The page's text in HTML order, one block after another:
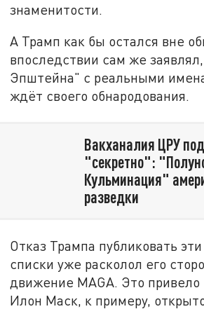
знаменитости.
А Трамп как бы остался вне
впоследствии сам же
Эпштейна" с реальными
ждёт своего обнародования.
Вакханалия ЦРУ
"секретно":
Кульминация"
разведки
Отказ Трампа публиковать
списки уже расколол его
движение MAGA. Это привело
Илон Маск, к примеру,